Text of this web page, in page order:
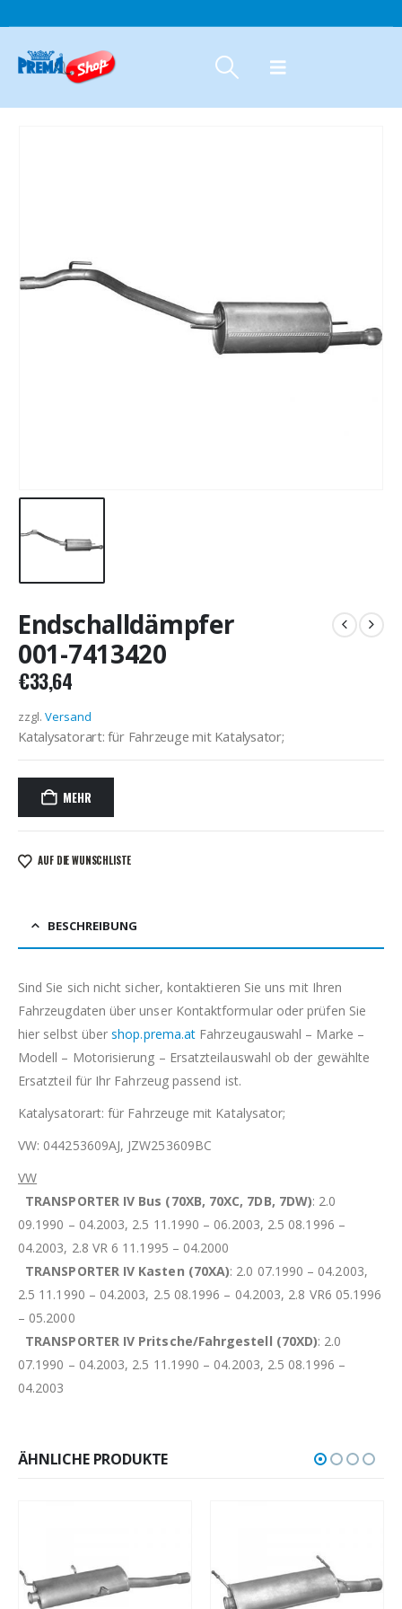
Endschalldämpfer
001-7413420
€33,64
zzgl. Versand
Katalysatorart: für Fahrzeuge mit Katalysator;
MEHR
AUF DIE WUNSCHLISTE
BESCHREIBUNG
Sind Sie sich nicht sicher, kontaktieren Sie uns mit Ihren
Fahrzeugdaten über unser Kontaktformular oder prüfen Sie
hier selbst übershop.prema.at Fahrzeugauswahl – Marke –
Modell – Motorisierung – Ersatzteilauswahl ob der gewählte
Ersatzteil für Ihr Fahrzeug passend ist.
Katalysatorart: für Fahrzeuge mit Katalysator;
VW: 044253609AJ, JZW253609BC
VW
TRANSPORTER IV Bus (70XB, 70XC, 7DB, 7DW): 2.0
09.1990 – 04.2003, 2.5 11.1990 – 06.2003, 2.5 08.1996 –
04.2003, 2.8 VR 6 11.1995 – 04.2000
TRANSPORTER IV Kasten (70XA): 2.0 07.1990 – 04.2003,
2.5 11.1990 – 04.2003, 2.5 08.1996 – 04.2003, 2.8 VR6 05.1996
– 05.2000
TRANSPORTER IV Pritsche/Fahrgestell (70XD): 2.0
07.1990 – 04.2003, 2.5 11.1990 – 04.2003, 2.5 08.1996 –
04.2003
ÄHNLICHE PRODUKTE